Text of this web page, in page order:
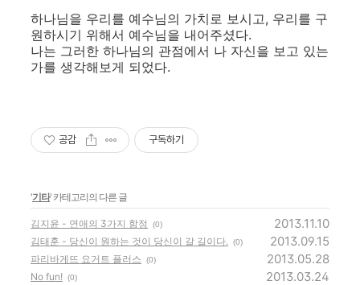
하나님을 우리를 예수님의 가치로 보시고, 우리를 구
원하시기 위해서 예수님을 내어주셨다.
나는 그러한 하나님의 관점에서 나 자신을 보고 있는
가를 생각해보게 되었다.
공감 구독하기
'기타' 카테고리의 다른 글
김지윤 - 연애의 3가지 함정 (0) 2013.11.10
김태훈 - 당신이 원하는 것이 당신이 갈 길이다. (0) 2013.09.15
파리바게뜨 요거트 플러스 (0) 2013.05.28
No fun! (0) 2013.03.24